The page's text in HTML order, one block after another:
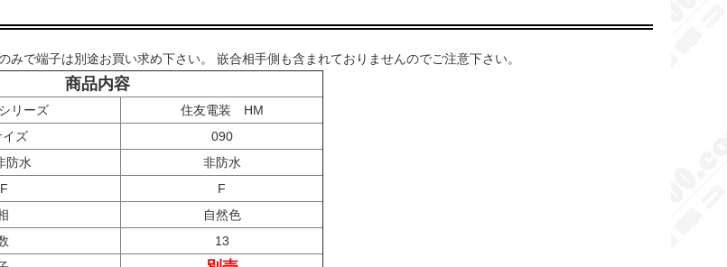
みで端子は別途お買い求め下さい。 嵌合相手側も含まれておりませんのでご注意下さい。
商品内容
リーズ
住友電装 HM
イズ
090
防水
非防水
F
自然色
13